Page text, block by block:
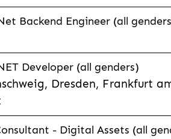
Backend Engineer (all
Developer (all genders)
Dresden, Frankfurt
- Digital Assets (all